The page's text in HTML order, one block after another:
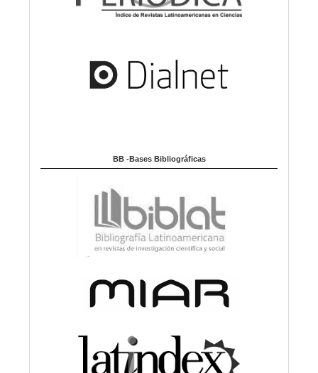
BB -Bases Bibliográficas